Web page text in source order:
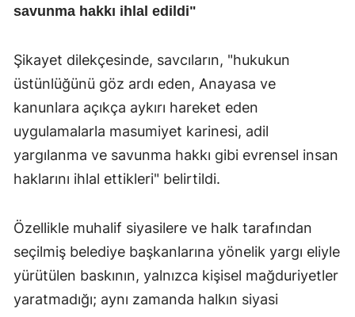
savunma hakkı ihlal edildi"
Şikayet dilekçesinde, savcıların, "hukukun
üstünlüğünü göz ardı eden, Anayasa ve
kanunlara açıkça aykırı hareket eden
uygulamalarla masumiyet karinesi, adil
yargılanma ve savunma hakkı gibi evrensel insan
haklarını ihlal ettikleri" belirtildi.
Özellikle muhalif siyasilere ve halk tarafından
seçilmiş belediye başkanlarına yönelik yargı eliyle
yürütülen baskının, yalnızca kişisel mağduriyetler
yaratmadığı; aynı zamanda halkın siyasi